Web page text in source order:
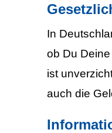
In
ob Du
ist
auch die